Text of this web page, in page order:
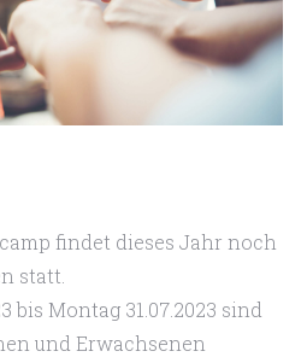
findet dieses Jahr noch
statt.
bis Montag 31.07.2023 sind
und Erwachsenen